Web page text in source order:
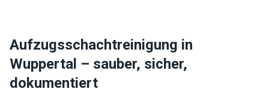
Aufzugsschachtreinigung in
Wuppertal – sauber, sicher,
dokumentiert